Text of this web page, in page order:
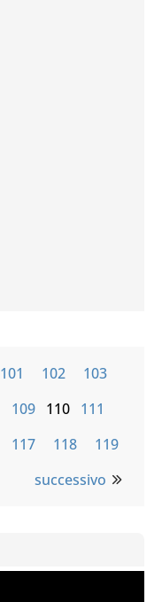
101 102
103
109 110 111
117 118
119
successivo